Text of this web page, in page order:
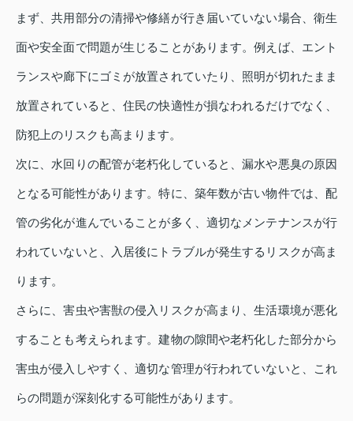
まず、共用部分の清掃や修繕が行き届いていない場合、衛生
面や安全面で問題が生じることがあります。例えば、エント
ランスや廊下にゴミが放置されていたり、照明が切れたまま
放置されていると、住民の快適性が損なわれるだけでなく、
防犯上のリスクも高まります。
次に、水回りの配管が老朽化していると、漏水や悪臭の原因
となる可能性があります。特に、築年数が古い物件では、配
管の劣化が進んでいることが多く、適切なメンテナンスが行
われていないと、入居後にトラブルが発生するリスクが高ま
ります。
さらに、害虫や害獣の侵入リスクが高まり、生活環境が悪化
することも考えられます。建物の隙間や老朽化した部分から
害虫が侵入しやすく、適切な管理が行われていないと、これ
らの問題が深刻化する可能性があります。